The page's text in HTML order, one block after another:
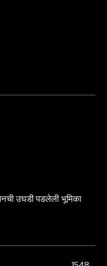
उघडी पडलेली भूमिका